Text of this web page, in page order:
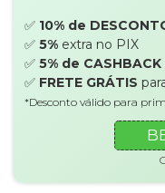
✅ 10% de
✅ 5% extra no PIX
✅ 5% de CASHBACK
✅ FRETE GRÁTIS
*Desconto válido para